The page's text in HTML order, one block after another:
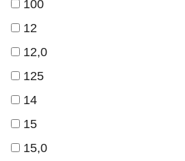
100
12
12,0
125
14
15
15,0